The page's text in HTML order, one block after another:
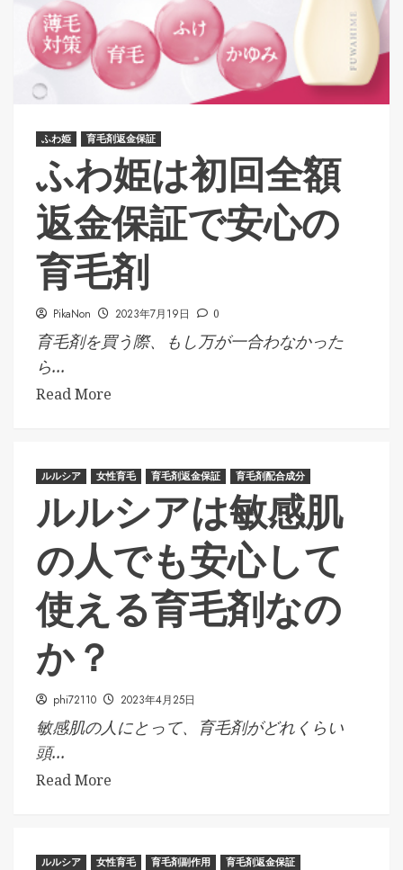
ふわ姫 育毛剤返金保証
ふわ姫は初回全額
返金保証で安心の
育毛剤
PikaNon 2023年7月19日 0
育毛剤を買う際、もし万が一合わなかった
ら...
Read More
ルルシア 女性育毛 育毛剤返金保証 育毛剤配合成分
ルルシアは敏感肌
の人でも安心して
使える育毛剤なの
か？
phi72110 2023年4月25日
敏感肌の人にとって、育毛剤がどれくらい
頭...
Read More
ルルシア 女性育毛 育毛剤副作用 育毛剤返金保証